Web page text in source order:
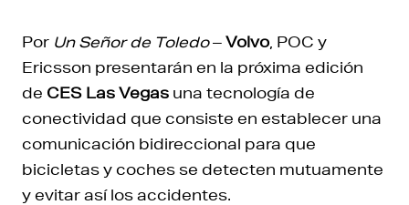
Por Un Señor de Toledo–Volvo , POC y
Ericsson presentarán en la próxima edición
de CES Las Vegas una tecnología de
conectividad que consiste en establecer una
comunicación bidireccional para que
bicicletas y coches se detecten mutuamente
y evitar así los accidentes.